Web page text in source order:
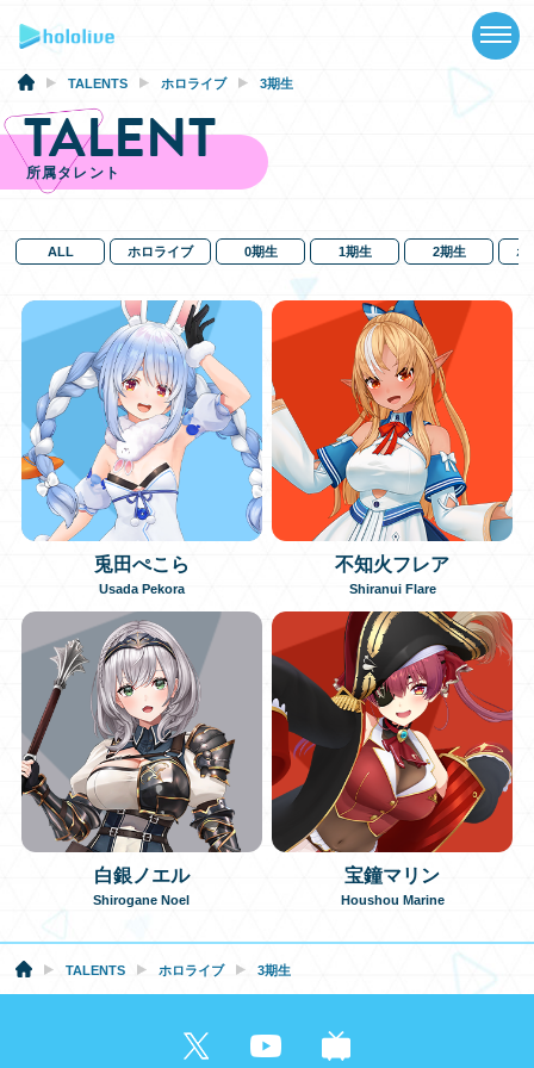
NEWS
ABOUT
TALENT
SCHEDULE
EVENTS
MUSIC
GOODS
SPECIAL
TALENTS ホロライブ 3期生
TALENT
所属タレント
ALL ホロライブ 0期生 1期生 2期生 ホ
兎田ぺこら
Usada Pekora
不知火フレア
Shiranui Flare
白銀ノエル
Shirogane Noel
宝鐘マリン
Houshou Marine
TALENTS ホロライブ 3期生